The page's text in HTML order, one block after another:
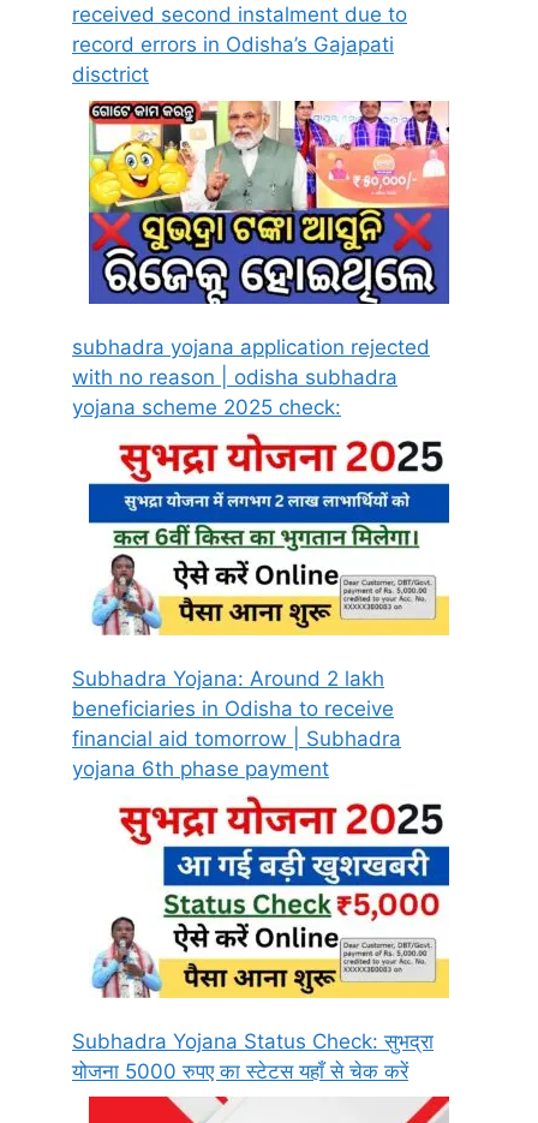
received second instalment due to
record errors in Odisha’s Gajapati
disctrict
subhadra yojana application rejected
with no reason | odisha subhadra
yojana scheme 2025 check:
Subhadra Yojana: Around 2 lakh
beneficiaries in Odisha to receive
financial aid tomorrow | Subhadra
yojana 6th phase payment
Subhadra Yojana Status Check: सुभद्रा
योजना 5000 रुपए का स्टेटस यहाँ से चेक करें